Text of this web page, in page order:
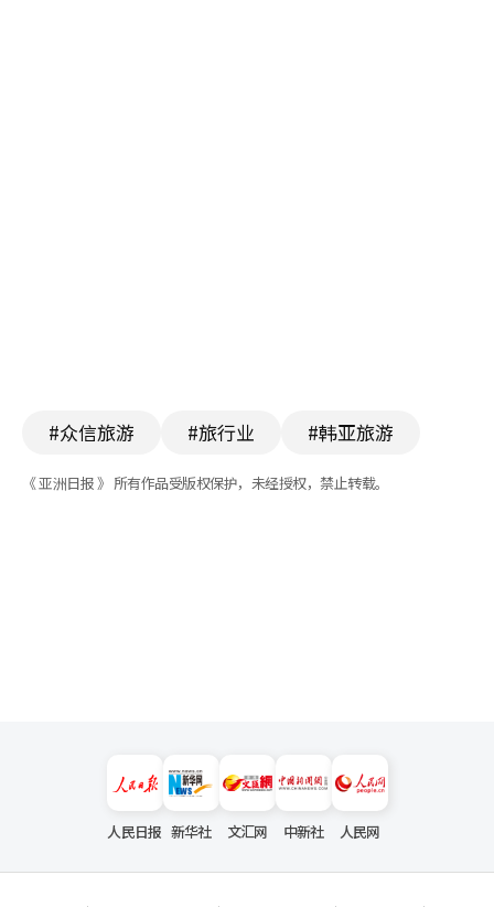
#众信旅游 #旅行业 #韩亚旅游
《 亚洲日报 》 所有作品受版权保护，未经授权，禁止转载。
人民日报 新华社 文汇网 中新社 人民网